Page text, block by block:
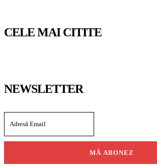
CELE MAI CITITE
NEWSLETTER
MĂ ABONEZ